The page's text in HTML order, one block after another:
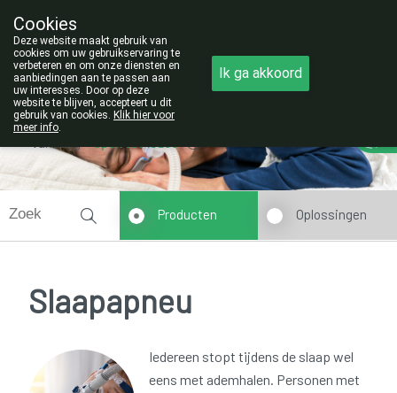
NIEUW ADRES!
011/42.25.56
Producten Oplossingen
Slaapapneu
Iedereen stopt tijdens de slaap wel
eens met ademhalen. Personen met
Cookies
Deze website maakt gebruik van
cookies om uw gebruikservaring te
verbeteren en om onze diensten en
aanbiedingen aan te passen aan
uw interesses. Door op deze
website te blijven, accepteert u dit
gebruik van cookies. Klik hier voor
meer info.
Ik ga akkoord